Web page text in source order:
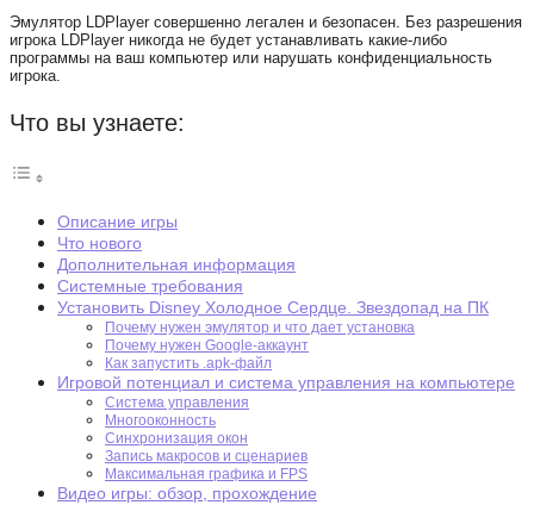
Эмулятор LDPlayer совершенно легален и безопасен. Без разрешения
игрока LDPlayer никогда не будет устанавливать какие-либо
программы на ваш компьютер или нарушать конфиденциальность
игрока.
Что вы узнаете:
Описание игры
Что нового
Дополнительная информация
Системные требования
Установить Disney Холодное Сердце. Звездопад на ПК
Почему нужен эмулятор и что дает установка
Почему нужен Google-аккаунт
Как запустить .apk-файл
Игровой потенциал и система управления на компьютере
Система управления
Многооконность
Синхронизация окон
Запись макросов и сценариев
Максимальная графика и FPS
Видео игры: обзор, прохождение